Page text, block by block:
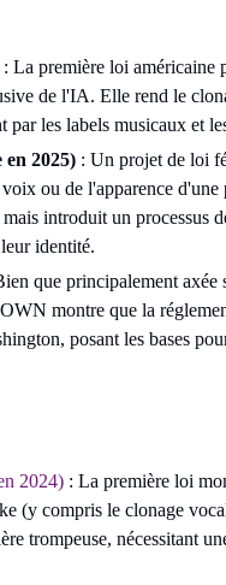
: La première loi américaine
de l'IA. Elle rend le
par les labels musicaux et
2025) : Un projet de loi
ou de l'apparence
introduit un processus
identité.
que principalement axée
montre que la
posant les bases
2024) : La première loi
(y compris le clonage
trompeuse, nécessitant